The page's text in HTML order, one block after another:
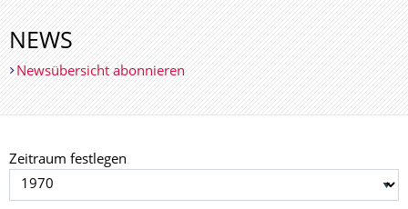
NEWS
Newsübersicht abonnieren
Zeitraum festlegen
Jahr auswählen